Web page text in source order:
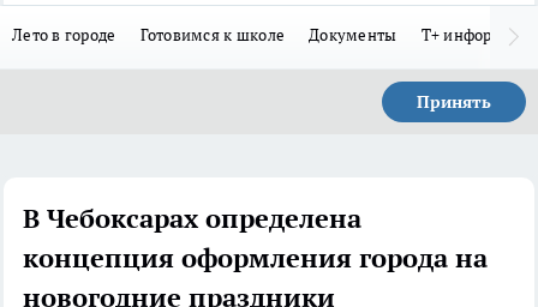
Лето в городе Готовимся к школе Документы Т+
Принять
В Чебоксарах определена
концепция оформления города на
новогодние праздники